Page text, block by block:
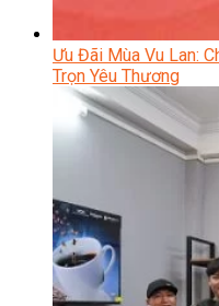
Ưu Đãi Mùa Vu Lan:
Trọn Yêu Thương